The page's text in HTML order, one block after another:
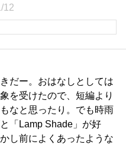
12
だー。おはなしとしては
を受けたので、短編より
なと思ったり。でも時雨
「Lamp Shade」が好
し前によくあったような